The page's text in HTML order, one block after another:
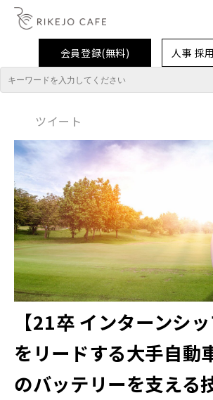
会員登録(無料) 人事 採
イベント
大学生活
コラム・特集
インターンシップ体験談
ツイート
【21卒 インターンシ
をリードする大手自動
のバッテリーを支える